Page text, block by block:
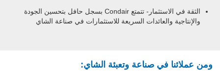
الثقة في الاستثمار- تتمتع Condair بسجل حافل بتحسين الجودة
والإنتاجية والعائدات السريعة للاستثمارات في صناعة الشاي
ومن عملائنا في صناعة وتعبئة الشاي: